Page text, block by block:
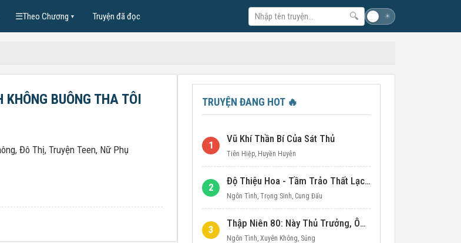
☰Theo Chương ▼ Truyện đã đọc 🔍 ☀
BUÔNG THA TÔI
, Đô Thị, Truyện Teen, Nữ Phụ
TRUYỆN ĐANG HOT 🔥
1
Vũ Khí Thần Bí Của Sát Thủ
Tiên Hiệp, Huyền Huyễn
2
Độ Thiệu Hoa - Tầm Trảo Thất Lạc Đích Ái Tình
Ngôn Tình, Trọng Sinh, Cung Đấu
3
Thập Niên 80: Này Thủ Trưởng, Ôm Một Cái Đi!
Ngôn Tình, Xuyên Không, Sủng